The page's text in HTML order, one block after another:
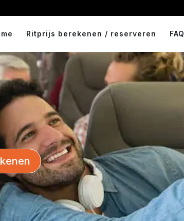
Ritprijs berekenen / reserveren FAQ